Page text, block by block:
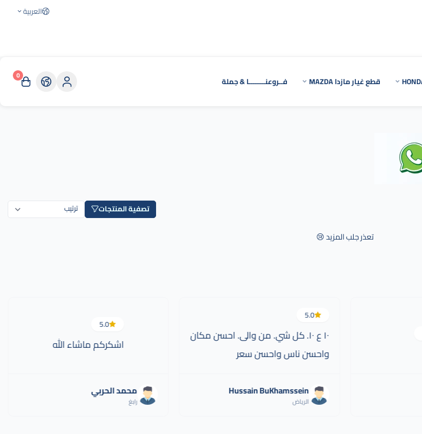
العربية
قطع غيار مازدا MAZDA فــروعنــــــــا & جملة 0
تصفية المنتجات
تعذر جلب المزيد 😢
5.0
١٠ ع ١٠. كل شي. من والى. احسن مكان
واحسن ناس واحسن سعر
Hussain BuKhamssein
الرياض
5.0
اشكركم ماشاء الله
محمد الحربي
رابغ